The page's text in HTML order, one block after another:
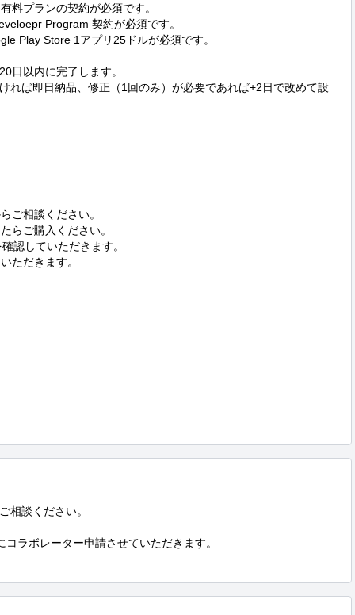
料プランの契約が必須です。
Program 契約が必須です。
Play Store 1アプリ25ドルが必須です。
日以内に完了します。
れば即日納品、修正（1回のみ）が必要であれば+2日で改めて設
ご相談ください。
らご購入ください。
認していただきます。
ただきます。
相談ください。
ラボレーター申請させていただきます。